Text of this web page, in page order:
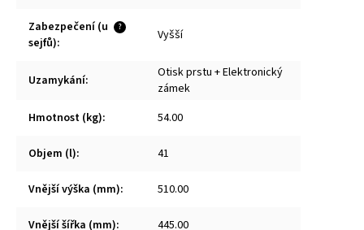
?
Zabezpečení (u
sejfů): Vyšší
Uzamykání:
Otisk prstu + Elektronický
zámek
Hmotnost (kg): 54.00
Objem (l): 41
Vnější výška (mm): 510.00
Vnější šířka (mm): 445.00